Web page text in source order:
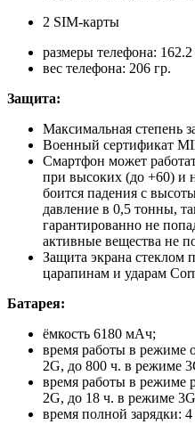
2 SIM-карты
размеры телефона:
вес телефона: 206 гр.
Защита:
Максимальная степень
Военный сертификат
Смартфон может
при высоких (до +60) и
боится падения с
давление в 0,5 тонны,
гарантированно не
активные вещества не
Защита экрана стеклом
царапинам и ударам
Батарея:
ёмкость 6180 мАч;
время работы в режиме
2G, до 800 ч. в режиме
время работы в режиме
2G, до 18 ч. в режиме
время полной зарядки: 4